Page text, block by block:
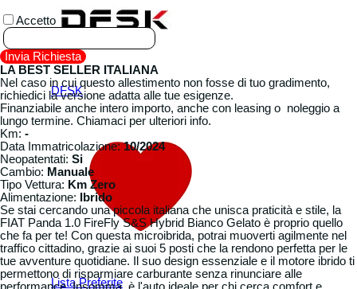
DFSK
Lista Preferite
Accetto
LA BEST SELLER ITALIANA
Nel caso in cui questo allestimento non fosse di tuo gradimento,
richiedici la versione adatta alle tue esigenze.
Finanziabile anche intero importo, anche con leasing o noleggio a
lungo termine. Chiamaci per ulteriori info.
Km: -
Data Immatricolazione: 10/2024
Neopatentati: Si
Cambio: Manuale
Tipo Vettura: Km Zero
Alimentazione:
Ibrido
Se stai cercando una piccola italiana che unisca praticità e stile, la
FIAT Panda 1.0 FireFly S&S Hybrid Bianco Gelato è proprio quello
che fa per te! Con questa microibrida, potrai muoverti agilmente nel
traffico cittadino, grazie ai suoi 5 posti che la rendono perfetta per le
tue avventure quotidiane. Il suo design essenziale e il motore ibrido ti
permettono di risparmiare carburante senza rinunciare alle